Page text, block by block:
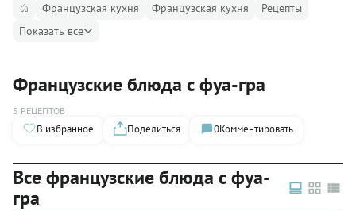
Французская кухня Французская кухня
Рецепты
Показать все
Французские блюда с фуа-гра
5 РЕЦЕПТОВ
В избранное Поделиться 0Комментировать
Все французские блюда с фуа-
гра